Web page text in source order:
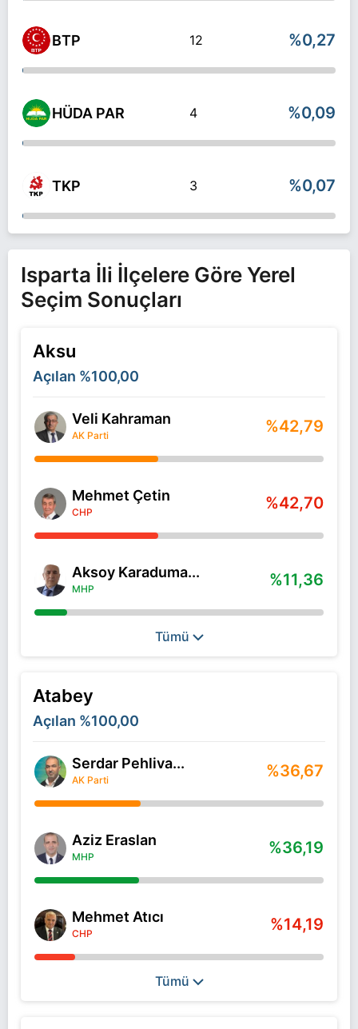
BTP 12 %0,27
HÜDA PAR 4 %0,09
TKP 3 %0,07
Isparta İli İlçelere Göre Yerel
Seçim Sonuçları
Aksu
Açılan %100,00
Veli Kahraman
AK Parti %42,79
Mehmet Çetin
CHP %42,70
Aksoy Karaduma...
MHP %11,36
Tümü
Atabey
Açılan %100,00
Serdar Pehliva...
AK Parti %36,67
Aziz Eraslan
MHP %36,19
Mehmet Atıcı
CHP %14,19
Tümü